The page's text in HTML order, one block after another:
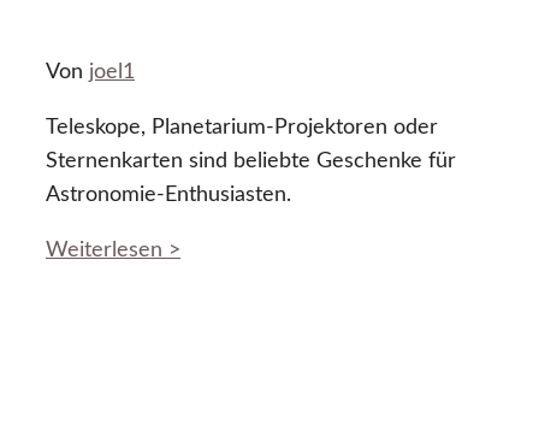
Von joel1
Teleskope, Planetarium-Projektoren oder
Sternenkarten sind beliebte Geschenke für
Astronomie-Enthusiasten.
Weiterlesen >